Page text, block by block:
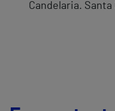
Candelaria.